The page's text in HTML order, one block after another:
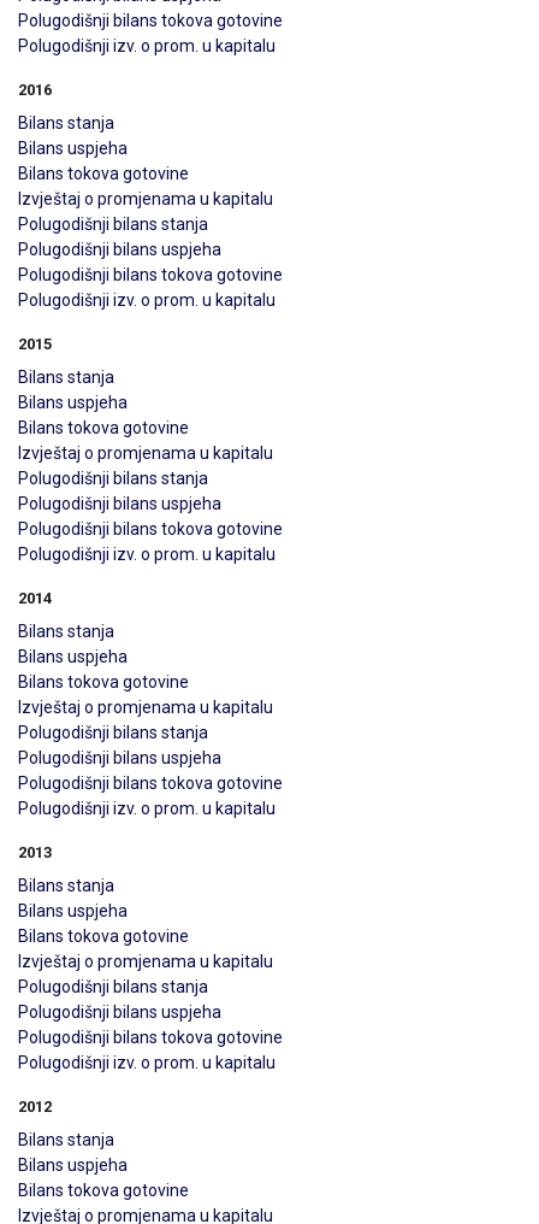
Polugodišnji bilans tokova gotovine
Polugodišnji izv. o prom. u kapitalu
2016
Bilans stanja
Bilans uspjeha
Bilans tokova gotovine
Izvještaj o promjenama u kapitalu
Polugodišnji bilans stanja
Polugodišnji bilans uspjeha
Polugodišnji bilans tokova gotovine
Polugodišnji izv. o prom. u kapitalu
2015
Bilans stanja
Bilans uspjeha
Bilans tokova gotovine
Izvještaj o promjenama u kapitalu
Polugodišnji bilans stanja
Polugodišnji bilans uspjeha
Polugodišnji bilans tokova gotovine
Polugodišnji izv. o prom. u kapitalu
2014
Bilans stanja
Bilans uspjeha
Bilans tokova gotovine
Izvještaj o promjenama u kapitalu
Polugodišnji bilans stanja
Polugodišnji bilans uspjeha
Polugodišnji bilans tokova gotovine
Polugodišnji izv. o prom. u kapitalu
2013
Bilans stanja
Bilans uspjeha
Bilans tokova gotovine
Izvještaj o promjenama u kapitalu
Polugodišnji bilans stanja
Polugodišnji bilans uspjeha
Polugodišnji bilans tokova gotovine
Polugodišnji izv. o prom. u kapitalu
2012
Bilans stanja
Bilans uspjeha
Bilans tokova gotovine
Izvještaj o promjenama u kapitalu